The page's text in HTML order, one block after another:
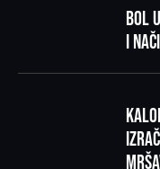
Bol
i